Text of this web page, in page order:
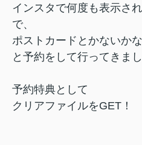
インスタで何度も表示さ
で、
ポストカードとかないかな
と予約をして行ってきまし
予約特典として
クリアファイルをGET！
パー子で